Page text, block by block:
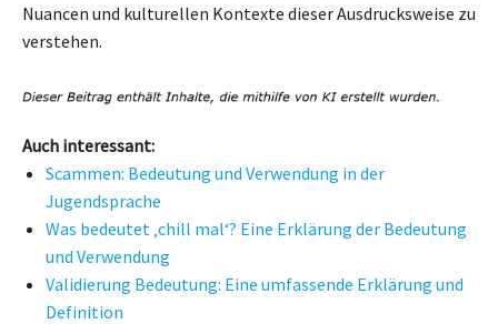
Nuancen und kulturellen Kontexte dieser Ausdrucksweise zu
verstehen.
Auch interessant:
Scammen: Bedeutung und Verwendung in der
Jugendsprache
Was bedeutet ‚chill mal‘? Eine Erklärung der Bedeutung
und Verwendung
Validierung Bedeutung: Eine umfassende Erklärung und
Definition